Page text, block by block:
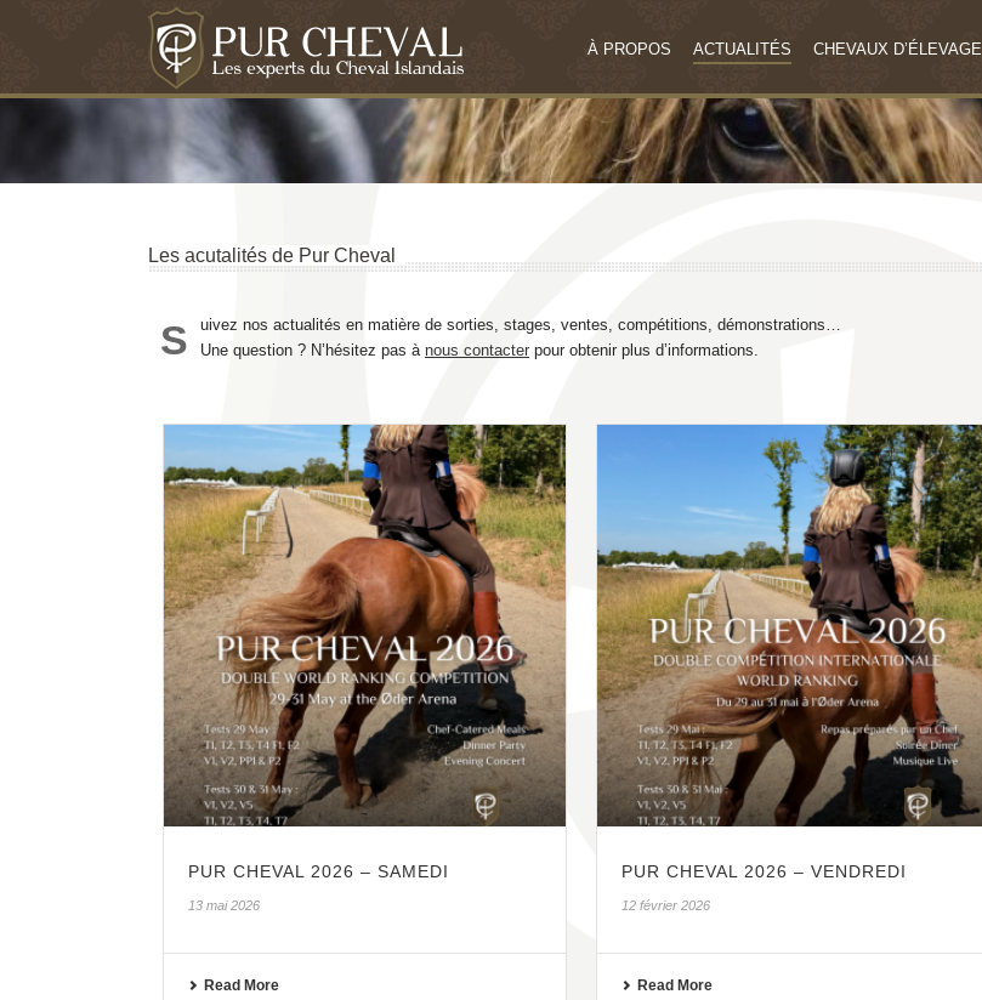
À PROPOS ACTUALITÉS CHEVAUX D’ÉLEVAGE
Les acutalités de Pur Cheval
S
uivez nos actualités en matière de sorties, stages, ventes, compétitions, démonstrations…
Une question ? N’hésitez pas à nous contacter pour obtenir plus d’informations.
PUR CHEVAL 2026 – SAMEDI
13 mai 2026
Read More
PUR CHEVAL 2026 – VENDREDI
12 février 2026
Read More